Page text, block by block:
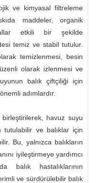
ve kimyasal filtreleme
maddeler, organik
etkili bir şekilde
temiz ve stabil tutulur.
temizlenmesi, besin
olarak izlenmesi ve
balık çiftçiliği için
adımlardır.
havuz suyu
tutulabilir ve balıklar için
Bu, yalnızca balıkların
iyileştirmeye yardımcı
balık hastalıklarının
ve sürdürülebilir balık